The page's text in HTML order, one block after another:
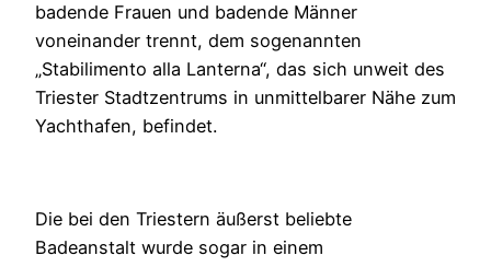
badende Frauen und badende Männer
voneinander trennt, dem sogenannten
„Stabilimento alla Lanterna“, das sich unweit des
Triester Stadtzentrums in unmittelbarer Nähe zum
Yachthafen, befindet.
Die bei den Triestern äußerst beliebte
Badeanstalt wurde sogar in einem